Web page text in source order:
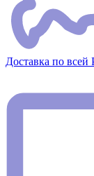
Доставка по